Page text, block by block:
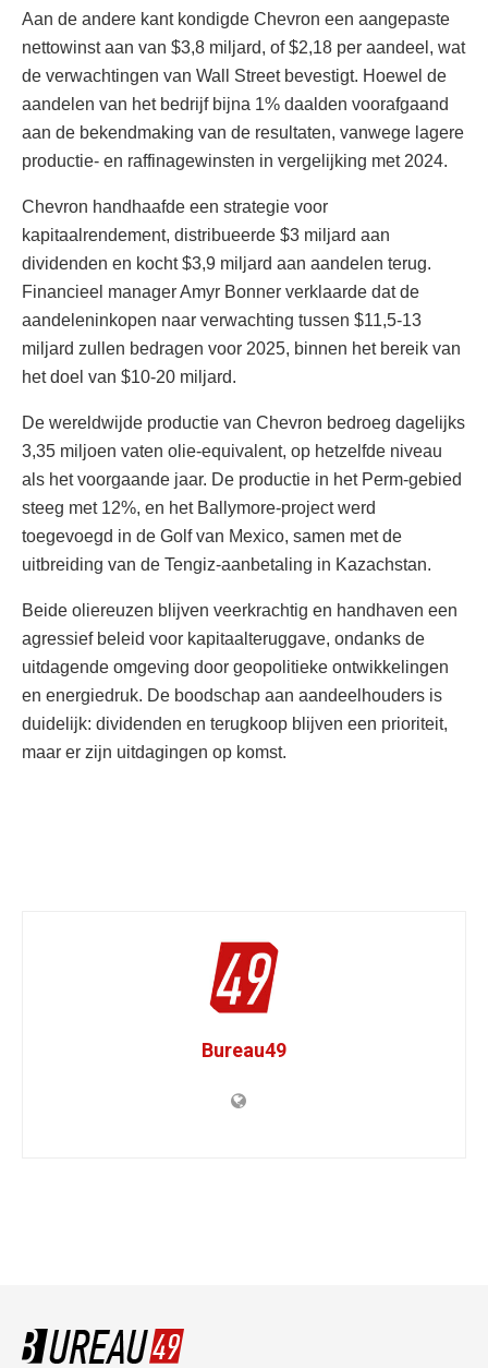
Aan de andere kant kondigde Chevron een aangepaste
nettowinst aan van $3,8 miljard, of $2,18 per aandeel, wat
de verwachtingen van Wall Street bevestigt. Hoewel de
aandelen van het bedrijf bijna 1% daalden voorafgaand
aan de bekendmaking van de resultaten, vanwege lagere
productie- en raffinagewinsten in vergelijking met 2024.
Chevron handhaafde een strategie voor
kapitaalrendement, distribueerde $3 miljard aan
dividenden en kocht $3,9 miljard aan aandelen terug.
Financieel manager Amyr Bonner verklaarde dat de
aandeleninkopen naar verwachting tussen $11,5-13
miljard zullen bedragen voor 2025, binnen het bereik van
het doel van $10-20 miljard.
De wereldwijde productie van Chevron bedroeg dagelijks
3,35 miljoen vaten olie-equivalent, op hetzelfde niveau
als het voorgaande jaar. De productie in het Perm-gebied
steeg met 12%, en het Ballymore-project werd
toegevoegd in de Golf van Mexico, samen met de
uitbreiding van de Tengiz-aanbetaling in Kazachstan.
Beide oliereuzen blijven veerkrachtig en handhaven een
agressief beleid voor kapitaalteruggave, ondanks de
uitdagende omgeving door geopolitieke ontwikkelingen
en energiedruk. De boodschap aan aandeelhouders is
duidelijk: dividenden en terugkoop blijven een prioriteit,
maar er zijn uitdagingen op komst.
Bureau49